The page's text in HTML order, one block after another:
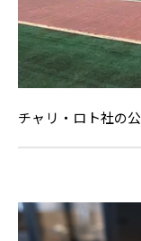
チャリ・ロト社の